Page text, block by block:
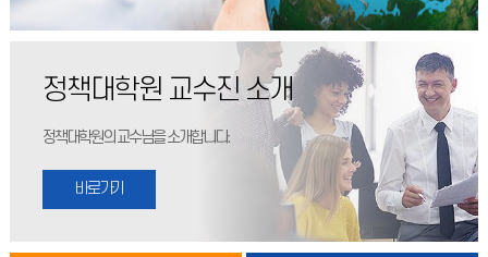
2026학년도 후기 신입생 오리엔테이션 안내2026학년도 후기
정책대학원 석사 신입생 오리엔테이션 개최 일정을 아래와 같이
안내드리오니 신입생 여러분의 많은 참석 부탁드립니다. ○
2026학년도 후기 신입생 학번 부여 안내
2026학년도 후기 신입생 학번 부여 안내2026학년도 2학기
신입생에 대한 학번 부여를 완료하였사오니 개별 문자를 확인하여
주시기 바랍니다.(개인정보 보호법에 의거 개별통보)문자
2026.08.06
2026학년도 2학기 정책대학원 개설교과목 및 수강신청 안내
정책대학원 교수진 소개
정책대학원의 교수님을 소개합니다.